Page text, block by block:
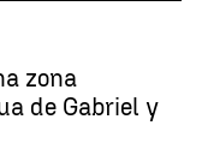
zona
de Gabriel y